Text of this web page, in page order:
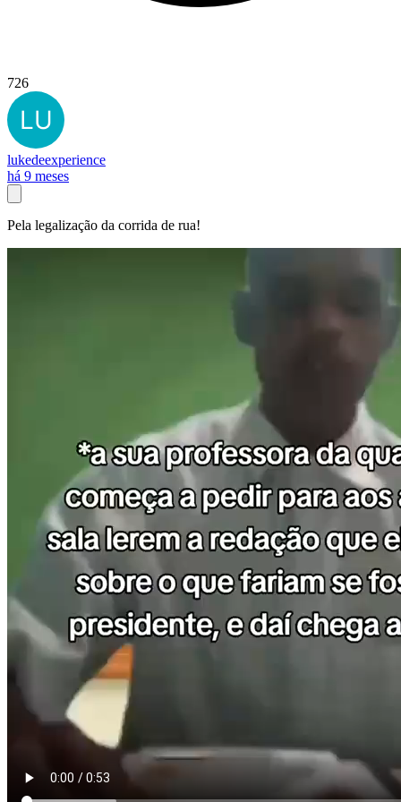
726
lukedeexperience
há 9 meses
Pela legalização da corrida de rua!